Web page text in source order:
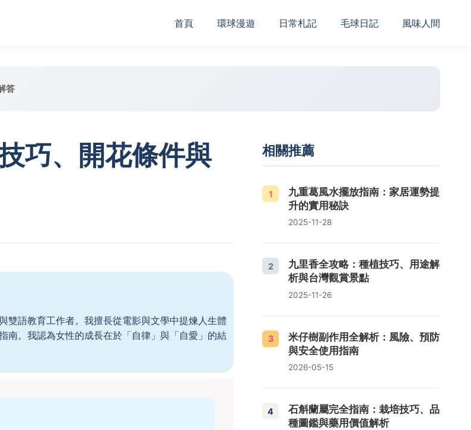
首頁 ‌環球漫遊 日常札記 毛球日記 風味人間
答
巧、開花條件與
雙語教育工作者。我擅長從電影與文學中提煉人生體
南。我認為女性的成長在於「自律」與「自愛」的結
相關推薦
1
九重葛風水擺放指南：家居運勢提
升的實用秘訣
2025-11-28
2
九里香全攻略：種植技巧、用途解
析與台灣觀賞景點
2025-11-26
3
米仔樹副作用全解析：風險、預防
與安全使用指南
2026-05-15
4
石斛蘭屬完全指南：栽培技巧、品
種圖鑑與藥用價值解析